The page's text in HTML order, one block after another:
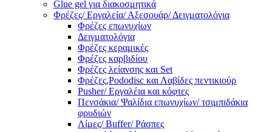
Glue gel για διακοσμητικά
Φρέζες/ Εργαλεία/ Αξεσουάρ/ Δειγματολόγια
Φρέζες επωνυχίων
Δειγματολόγια
Φρέζες κεραμικές
Φρέζες καρβιδίου
Φρέζες λείανσης και Set
Φρέζες,Pododisc και Λαβίδες πεντικιούρ
Pusher/ Εργαλέια και κόφτες
Πενσάκια/ Ψαλίδια επωνυχίων/ τσιμπιδάκια
φρυδιών
Λίμες/ Buffer/ Ράσπες